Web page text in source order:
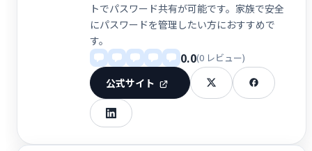
トでパスワード共有が可能です。家族で安全
にパスワードを管理したい方におすすめで
す。
0.0(0 レビュー)
公式サイト